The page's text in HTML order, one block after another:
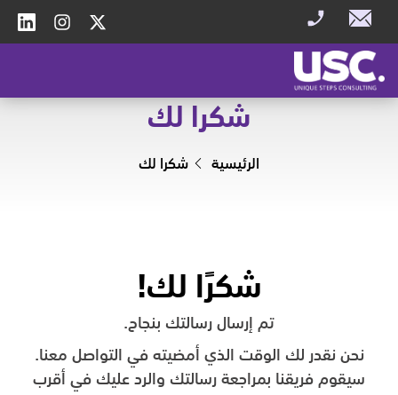
شكرا لك
الرئيسية شكرا لك
شكرًا لك!
تم إرسال رسالتك بنجاح.
نحن نقدر لك الوقت الذي أمضيته في التواصل معنا.
سيقوم فريقنا بمراجعة رسالتك والرد عليك في أقرب